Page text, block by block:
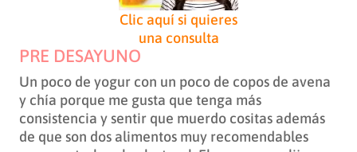
Clic aquí si quieres
una consulta
PRE DESAYUNO
Un poco de yogur con un poco de copos de avena
y chía porque me gusta que tenga más
consistencia y sentir que muerdo cositas además
de que son dos alimentos muy recomendables